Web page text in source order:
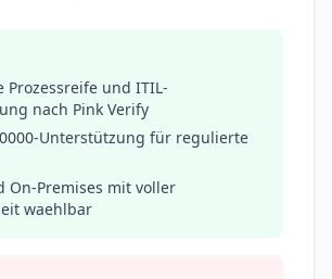
Prozessreife und ITIL-
nach Pink Verify
Unterstützung für regulierte
On-Premises mit voller
waehlbar